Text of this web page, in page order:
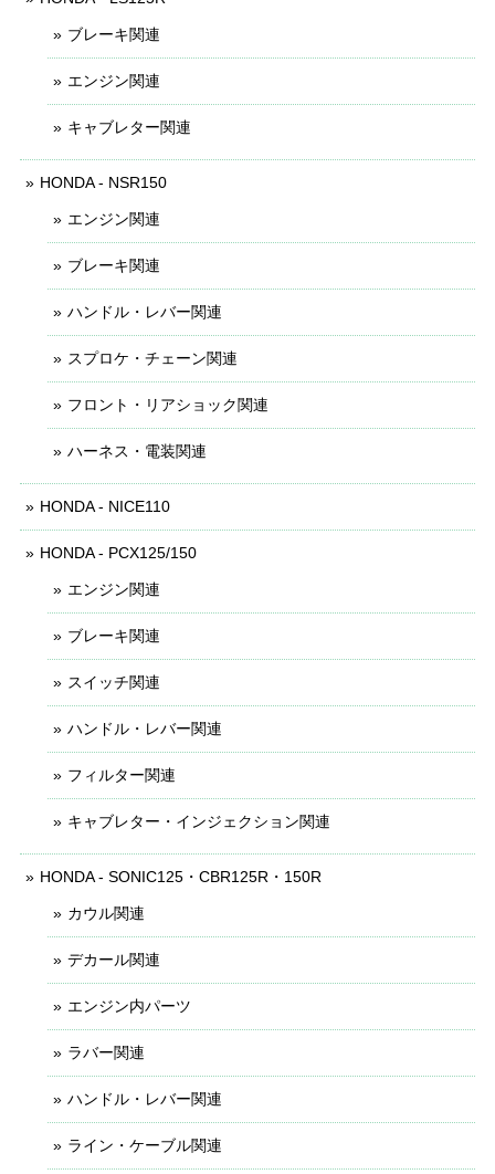
ブレーキ関連
エンジン関連
キャブレター関連
HONDA - NSR150
エンジン関連
ブレーキ関連
ハンドル・レバー関連
スプロケ・チェーン関連
フロント・リアショック関連
ハーネス・電装関連
HONDA - NICE110
HONDA - PCX125/150
エンジン関連
ブレーキ関連
スイッチ関連
ハンドル・レバー関連
フィルター関連
キャブレター・インジェクション関連
HONDA - SONIC125・CBR125R・150R
カウル関連
デカール関連
エンジン内パーツ
ラバー関連
ハンドル・レバー関連
ライン・ケーブル関連